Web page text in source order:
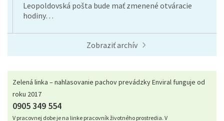
Leopoldovská pošta bude mať zmenené otváracie
hodiny…
Zobraziť archív
Zelená linka – nahlasovanie pachov prevádzky Enviral funguje od
roku 2017
0905 349 554
V pracovnej dobe je na linke pracovník životného prostredia. V